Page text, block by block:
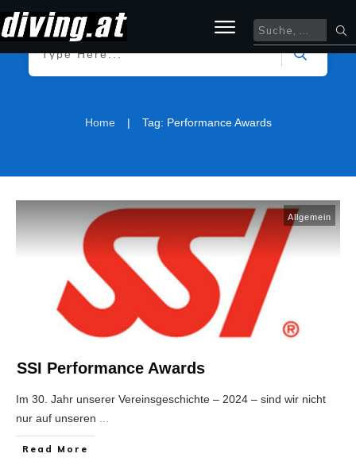
Home | Tag: Performance Awards
Allgemein
SSI Performance Awards
Im 30. Jahr unserer Vereinsgeschichte – 2024 – sind wir nicht
nur auf unseren
Read More